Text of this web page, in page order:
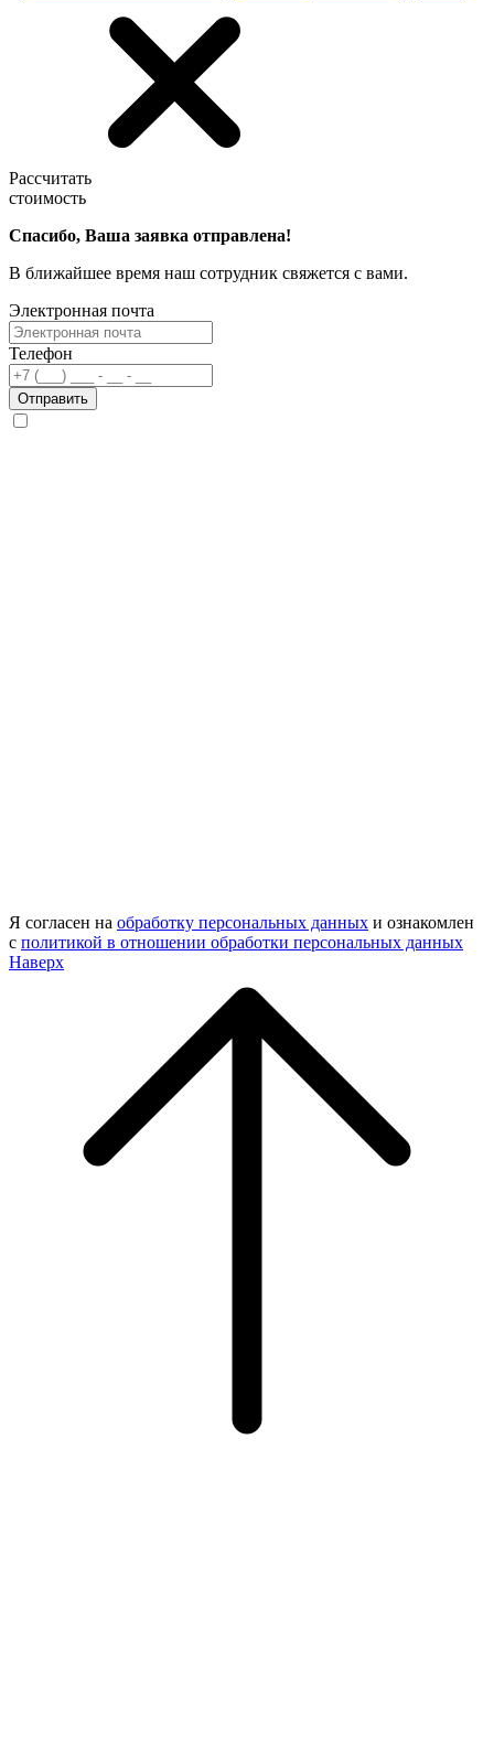
Рассчитать
стоимость
Спасибо, Ваша заявка отправлена!
В ближайшее время наш сотрудник свяжется с вами.
Электронная почта
Телефон
Отправить
Я согласен на обработку персональных данных и ознакомлен
с политикой в отношении обработки персональных данных
Наверх